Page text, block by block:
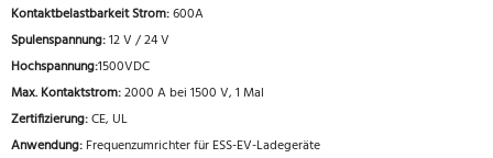
Kontaktbelastbarkeit Strom:600A
Spulenspannung:12 V / 24 V
Hochspannung:1500VDC
Max. Kontaktstrom:2000 A bei 1500 V, 1 Mal
Zertifizierung:CE, UL
Anwendung: Frequenzumrichter für ESS-EV-Ladegeräte